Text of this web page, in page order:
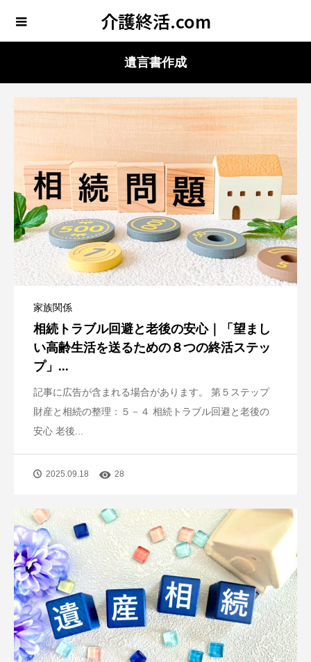
介護終活.com
遺言書作成
家族関係
相続トラブル回避と老後の安心｜「望まし
い高齢生活を送るための８つの終活ステッ
プ」...
記事に広告が含まれる場合があります。 第５ステップ
財産と相続の整理：５－４ 相続トラブル回避と老後の
安心 老後...
2025.09.18 28